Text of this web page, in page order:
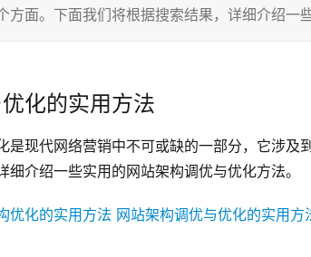
方面。下面我们将根据搜索结果，详细介绍一
化的实用方法
是现代网络营销中不可或缺的一部分，它涉及
细介绍一些实用的网站架构调优与优化方法。